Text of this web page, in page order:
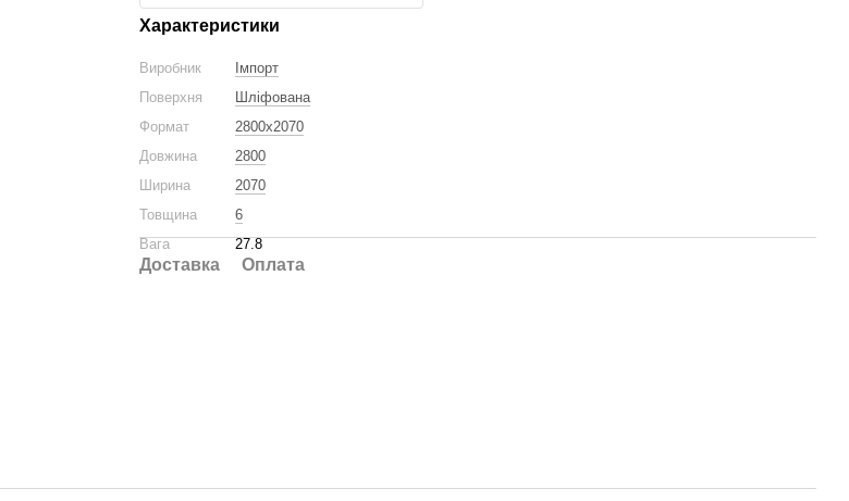
Характеристики
Виробник
Імпорт
Поверхня
Шліфована
Формат
2800x2070
Довжина
2800
Ширина
2070
Товщина
6
Вага
27.8
Доставка Оплата